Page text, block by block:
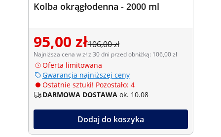
Kolba okrągłodenna - 2000 ml
95,00 zł106,00 zł
Najniższa cena w zł z 30 dni przed obniżką: 106,00 zł
Oferta limitowana
Gwarancja najniższej ceny
Ostatnie sztuki! Pozostało: 4
DARMOWA DOSTAWA ok. 10.08
Dodaj do koszyka